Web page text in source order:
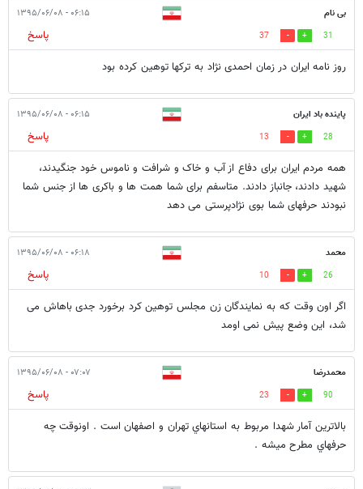
بی نام ۰۶:۱۵ - ۱۳۹۵/۰۶/۰۸
31
37
پاسخ
روز نامه ایران در زمان احمدی نژاد به ترکها توهین کرده بود
پاینده باد ایران ۰۶:۱۵ - ۱۳۹۵/۰۶/۰۸
28
13
پاسخ
همه مردم ایران برای دفاع از آب و خاک و شرافت و ناموس خود جنگیدند،
شهید دادند، جانباز دادند. متاسفم برای شما همت ها و باکری ها از جنس شما
نبودند حرفهای شما بوی نژادپرستی می دهد
محمد ۰۶:۱۸ - ۱۳۹۵/۰۶/۰۸
26
10
پاسخ
اگر اون وقت که به نمایندگان زن مجلس توهین کرد برخورد جدی باهاش می
شد، این وضع پیش نمی اومد
محمدرضا ۰۷:۰۷ - ۱۳۹۵/۰۶/۰۸
90
23
پاسخ
بالاترين آمار شهدا مربوط به استانهاي تهران و اصفهان است . اونوقت چه
حرفهاي مطرح ميشه .